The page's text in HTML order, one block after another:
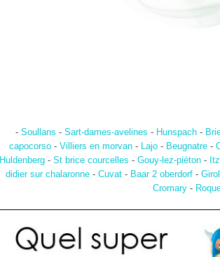
- Soullans - Sart-dames-avelines - Hunspach-
capocorso- Villiers en morvan- Lajo- Beugnatre-
Huldenberg - St brice courcelles - Gouy-lez-piéton -
didier sur chalaronne- Cuvat- Baar 2 oberdorf-
Cromary -